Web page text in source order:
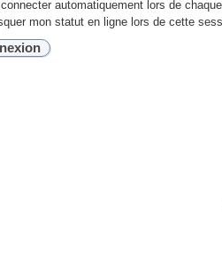
connecter automatiquement lors de
mon statut en ligne lors de cette